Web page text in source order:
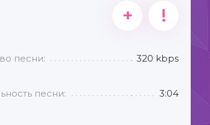
+ !
песни: 320 kbps
песни: 3:04